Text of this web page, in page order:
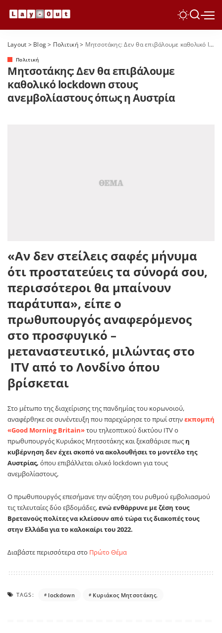
Layout > Blog> Πολιτική> Μητσοτάκης: Δεν θα επιβάλουμε καθολικό lockdown στους ανεμβολίαστους όπως η Αυστρία
Πολιτική
Μητσοτάκης: Δεν θα επιβάλουμε
καθολικό lockdown στους
ανεμβολίαστους όπως η Αυστρία
«Αν δεν στείλεις σαφές μήνυμα
ότι προστατεύεις τα σύνορά σου,
περισσότεροι θα μπαίνουν
παράτυπα», είπε ο
πρωθυπουργός αναφερόμενος
στο προσφυγικό –
μεταναστευτικό, μιλώντας στο
ITV από το Λονδίνο όπου
βρίσκεται
Στο μέτωπο της διαχείρισης της πανδημίας του κορωνοιού,
αναφέρθηκε σε συνέντευξη που παρεχώρησε το πρωί στηνεκπομπή
«Good Morning Britain»του τηλεοπτικού δικτύου ITV ο
πρωθυπουργός Κυριάκος Μητσοτάκης και ξεκαθάρισε πως η
κυβέρνηση δεν έχει σκοπό να ακολουθήσει το μοντέλο της
Αυστρίας, όπου επιβάλλεται ολικό lockdown για τους
ανεμβολίαστους,
Ο πρωθυπουργός επεσήμανε την αύξηση του ρυθμού εμβολιασμού
τις τελευταίες δύο εβδομάδες,ενώ ενθάρρυνε με ζέση τους
Βρετανούς πολίτες να κλείσουν από τώρα τις διακοπές τους
στην Ελλάδα για το καλοκαίρι του 2022.
Διαβάστε περισσότερα στο Πρώτο Θέμα
TAGS: lockdown Κυριάκος Μητσοτάκης.